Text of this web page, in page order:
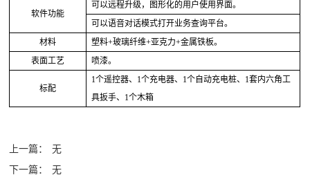
软件功能
可以远程升级，图形化的用户使用界面。
可以语音对话模式打开业务查询平台。
材料
塑料+玻璃纤维+亚克力+金属铁板。
表面工艺
喷漆。
标配
1个遥控器、1个充电器、1个自动充电桩、1套内六角工
具扳手、1个木箱
上一篇：
无
下一篇：
无